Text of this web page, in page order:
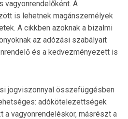
vagyonrendelőként. A
is lehetnek magánszemélyek
A cikkben azoknak a bizalmi
az adózási szabályait
és a kedvezményezett is
jogviszonnyal összefüggésben
adókötelezettségek
a vagyonrendeléskor, másrészt a